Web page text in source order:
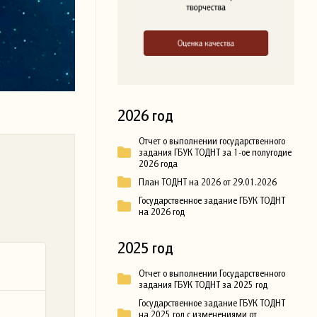
2026 год
Отчет о выполнении государственного
задания ГБУК ТОДНТ за 1-ое полугодие
2026 года
План ТОДНТ на 2026 от 29.01.2026
Государственное задание ГБУК ТОДНТ
на 2026 год
2025 год
Отчет о выполнении Государственного
задания ГБУК ТОДНТ за 2025 год
Государственное задание ГБУК ТОДНТ
на 2025 год с изменениями от